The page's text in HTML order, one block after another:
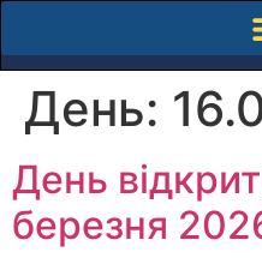
День:
День
березня